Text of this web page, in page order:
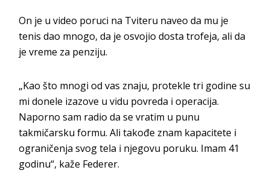
On je u video poruci na Tviteru naveo da mu je
tenis dao mnogo, da je osvojio dosta trofeja, ali da
je vreme za penziju.
„Kao što mnogi od vas znaju, protekle tri godine su
mi donele izazove u vidu povreda i operacija.
Naporno sam radio da se vratim u punu
takmičarsku formu. Ali takođe znam kapacitete i
ograničenja svog tela i njegovu poruku. Imam 41
godinu“, kaže Federer.